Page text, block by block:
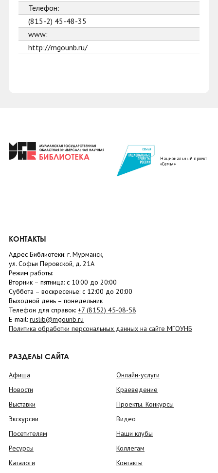
Телефон:
(815-2) 45-48-35
www:
http://mgounb.ru/
Национальный проект
«Семья»
КОНТАКТЫ
Адрес Библиотеки: г. Мурманск,
ул. Софьи Перовской, д. 21А
Режим работы:
Вторник – пятница: с 10:00 до 20:00
Суббота – воскресенье: c 12:00 до 20:00
Выходной день – понедельник
Телефон для справок: +7 (8152) 45-08-58
E-mail: ruslib@mgounb.ru
Политика обработки персональных данных на сайте МГОУНБ
РАЗДЕЛЫ САЙТА
Афиша
Новости
Выставки
Экскурсии
Посетителям
Ресурсы
Каталоги
Онлайн-услуги
Краеведение
Проекты. Конкурсы
Видео
Наши клубы
Коллегам
Контакты